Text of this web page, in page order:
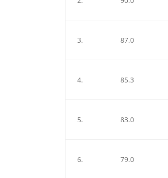
3. 87.0
4. 85.3
5. 83.0
6. 79.0